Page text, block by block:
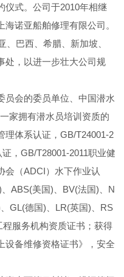
仪式。公司于2010年相继
诺亚船舶修理有限公司。
、巴西、希腊、新加坡、
处，以进一步壮大公司规
员会的委员单位、中国潜水
家拥有潜水员培训资质的
理体系认证，GB/T24001-2
，GB/T28001-2011职业健
会（ADCI）水下作业认
ABS(美国)、BV(法国)、N
GL(德国)、LR(英国)、RS
服务机构资质证书；获得
设备维修资格证书》，安全